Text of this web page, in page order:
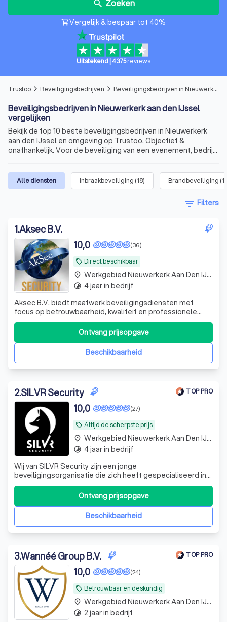
search Zoeken
shopping_cartVergelijk & bespaar tot 40%
Uitstekend 4375reviews
Trustoo arrow_forward_ios Beveiligingsbedrijven arrow_forward_ios Beveiligingsbedrijven in Nieuwerkerk aan den IJssel
Beveiligingsbedrijven in Nieuwerkerk aan den IJssel
vergelijken
Bekijk de top 10 beste beveiligingsbedrijven in Nieuwerkerk
aan den IJssel en omgeving op Trustoo. Objectief &
onafhankelijk. Voor de beveiliging van een evenement, bedrijf
Alle diensten Inbraakbeveiliging (18) Brandbeveiliging (
filter_list Filters
1.Aksec B.V.
local_offer Direct beschikbaar
(36)
10,0
Aksec B.V. biedt maatwerk beveiligingsdiensten met
focus op betrouwbaarheid, kwaliteit en professionele
service.
Beschikbaarheid
Ontvang prijsopgave
place Werkgebied Nieuwerkerk Aan Den IJssel
timelapse 4 jaar in bedrijf
2.SILVR Security TOP PRO
local_offer Altijd de scherpste prijs
(27)
10,0
Wij van SILVR Security zijn een jonge
beveiligingsorganisatie die zich heeft gespecialiseerd in
het stukje gastheerschap en verlenen daarbij ook DE
service die uw bedrijf nodig heeft.
Beschikbaarheid
Ontvang prijsopgave
place Werkgebied Nieuwerkerk Aan Den IJssel
timelapse 4 jaar in bedrijf
3.Wannéé Group B.V. TOP PRO
local_offer Betrouwbaar en deskundig
(24)
10,0
place Werkgebied Nieuwerkerk Aan Den IJssel
timelapse 2 jaar in bedrijf